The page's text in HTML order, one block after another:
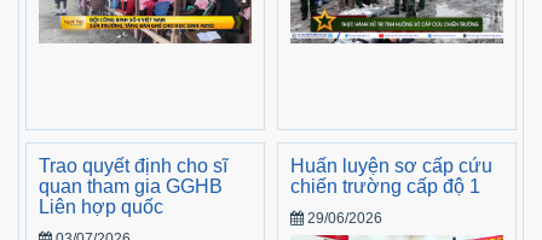
Trao quyết định cho sĩ
quan tham gia GGHB
Liên hợp quốc
Huấn luyện sơ cấp cứu
chiến trường cấp độ 1
29/06/2026